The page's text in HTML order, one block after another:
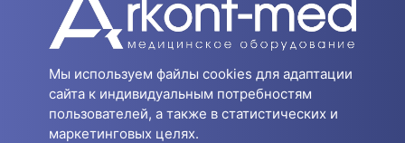
Мы используем файлы cookies для адаптации
сайта к индивидуальным потребностям
пользователей, а также в статистических и
маркетинговых целях.